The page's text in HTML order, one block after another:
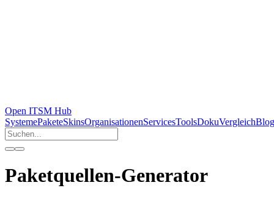
Open ITSM Hub
SystemePaketeSkinsOrganisationenServicesToolsDokuVergleichBlog
Paketquellen-Generator